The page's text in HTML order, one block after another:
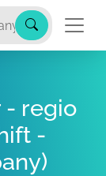
- regio
-